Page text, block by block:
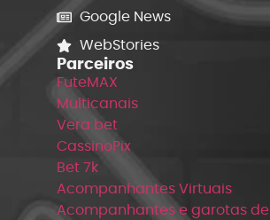
Google News
WebStories
Parceiros
FuteMAX
Multicanais
Vera bet
CassinoPix
Bet 7k
Acompanhantes Virtuais
Acompanhantes e garotas de